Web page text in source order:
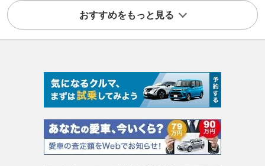
おすすめをもっと見る